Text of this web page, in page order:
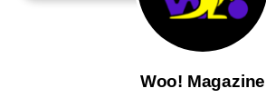
Woo! Magazine